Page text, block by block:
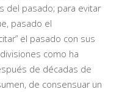
del pasado; para evitar
, pasado el
el pasado con sus
como ha
de décadas de
de consensuar un